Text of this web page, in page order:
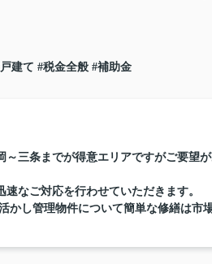
建て #税金全般 #補助金
三条までが得意エリアですがご要望
なご対応を行わせていただきます。
かし管理物件について簡単な修繕は市